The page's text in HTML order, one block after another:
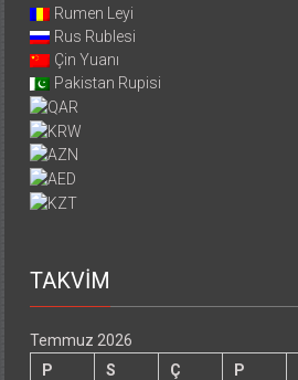
Rumen Leyi
Rus Rublesi
Çin Yuanı
Pakistan Rupisi
TAKVİM
Temmuz 2026
P
S Ç P